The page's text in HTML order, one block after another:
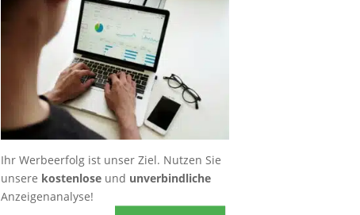
Ihr Werbeerfolg ist unser Ziel. Nutzen Sie
unsere kostenloseund unverbindliche
Anzeigenanalyse!